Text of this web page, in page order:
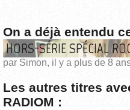
On a déjà entendu
HORS-SÉRIE SPÉCIAL
par Simon, il y a plus de 8
Les autres titres
RADIOM :